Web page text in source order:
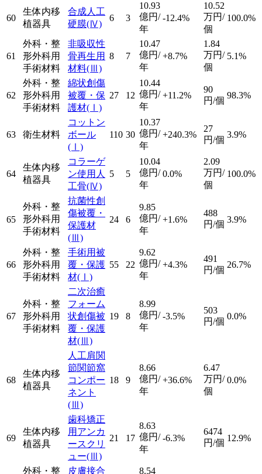
60
生体内移
植器具
合成人工
硬膜(Ⅳ)
6 3
10.93
億円/
年
-12.4%
10.52
万円/
個
100.0%
61
外科・整
形外科用
手術材料
非吸収性
骨再生用
材料(Ⅲ)
8 7
10.47
億円/
年
+8.7%
1.84
万円/
個
5.1%
62
外科・整
形外科用
手術材料
綿状創傷
被覆・保
護材(Ⅰ)
27 12
10.44
億円/
年
+11.2%
90
円/個
98.3%
63 衛生材料
コットン
ボール
(Ⅰ)
110 30
10.37
億円/
年
+240.3%
27
円/個
3.9%
64
生体内移
植器具
コラーゲ
ン使用人
工骨(Ⅳ)
5 5
10.04
億円/
年
0.0%
2.09
万円/
個
100.0%
65
外科・整
形外科用
手術材料
抗菌性創
傷被覆・
保護材
(Ⅲ)
24 6
9.85
億円/
年
+1.6%
488
円/個 3.9%
66
外科・整
形外科用
手術材料
手術用被
覆・保護
材(Ⅰ)
55 22
9.62
億円/
年
+4.3%
491
円/個
26.7%
67
外科・整
形外科用
手術材料
二次治癒
フォーム
状創傷被
覆・保護
材(Ⅲ)
19 8
8.99
億円/
年
-3.5%
503
円/個
0.0%
68
生体内移
植器具
人工肩関
節関節窩
コンポー
ネント
(Ⅲ)
18 9
8.66
億円/
年
+36.6%
6.47
万円/
個
0.0%
69
生体内移
植器具
歯科矯正
用アンカ
ースクリ
ュー(Ⅲ)
21 17
8.63
億円/
年
-6.3%
6474
円/個 12.9%
外科・整 皮膚接合 8.54